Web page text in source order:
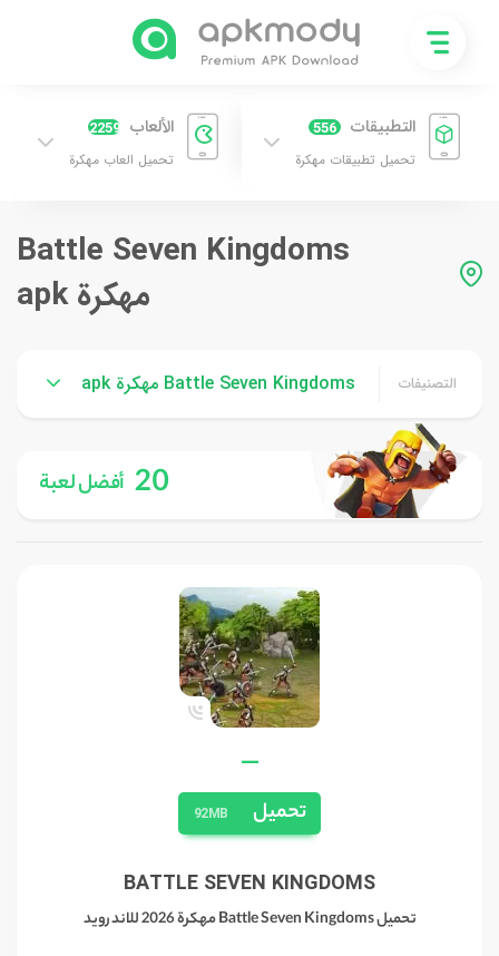
التطبيقات 556
تحميل تطبيقات مهكرة
الألعاب 2259
تحميل العاب مهكرة
Battle Seven Kingdoms
مهكرة apk
التصنيفات Battle Seven Kingdoms مهكرة apk
20 أفضل لعبة
—
تحميل 92MB
BATTLE SEVEN KINGDOMS
تحميل Battle Seven Kingdoms مهكرة 2026 للاندرويد